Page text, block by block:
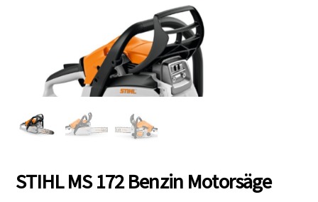
STIHL MS 172 Benzin Motorsäge